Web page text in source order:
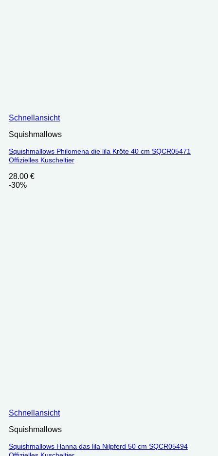
Schnellansicht
Squishmallows
Squishmallows Philomena die lila Kröte 40 cm SQCR05471
Offizielles Kuscheltier
28.00 €
-30%
Schnellansicht
Squishmallows
Squishmallows Hanna das lila Nilpferd 50 cm SQCR05494